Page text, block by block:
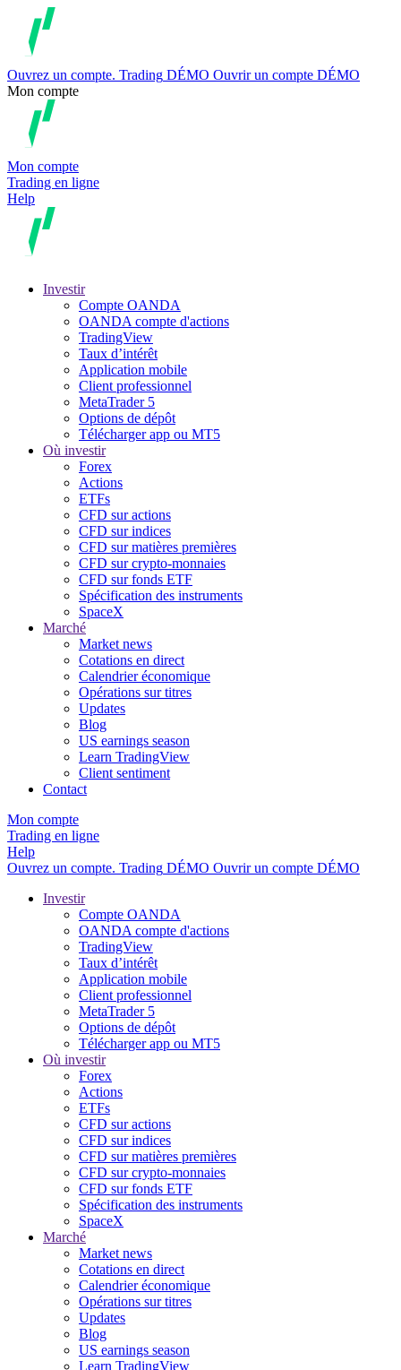
Ouvrez un compte. Trading DÉMO Ouvrir un compte DÉMO
Mon compte
Mon compte
Trading en ligne
Help
Investir
Compte OANDA
OANDA compte d'actions
TradingView
Taux d’intérêt
Application mobile
Client professionnel
MetaTrader 5
Options de dépôt
Télécharger app ou MT5
Où investir
Forex
Actions
ETFs
CFD sur actions
CFD sur indices
CFD sur matières premières
CFD sur crypto-monnaies
CFD sur fonds ETF
Spécification des instruments
SpaceX
Marché
Market news
Cotations en direct
Calendrier économique
Opérations sur titres
Updates
Blog
US earnings season
Learn TradingView
Client sentiment
Contact
Mon compte
Trading en ligne
Help
Ouvrez un compte. Trading DÉMO Ouvrir un compte DÉMO
Investir
Compte OANDA
OANDA compte d'actions
TradingView
Taux d’intérêt
Application mobile
Client professionnel
MetaTrader 5
Options de dépôt
Télécharger app ou MT5
Où investir
Forex
Actions
ETFs
CFD sur actions
CFD sur indices
CFD sur matières premières
CFD sur crypto-monnaies
CFD sur fonds ETF
Spécification des instruments
SpaceX
Marché
Market news
Cotations en direct
Calendrier économique
Opérations sur titres
Updates
Blog
US earnings season
Learn TradingView